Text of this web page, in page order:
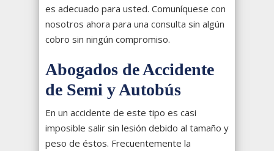
es adecuado para usted. Comuníquese con
nosotros ahora para una consulta sin algún
cobro sin ningún compromiso.
Abogados de Accidente
de Semi y Autobús
En un accidente de este tipo es casi
imposible salir sin lesión debido al tamaño y
peso de éstos. Frecuentemente la